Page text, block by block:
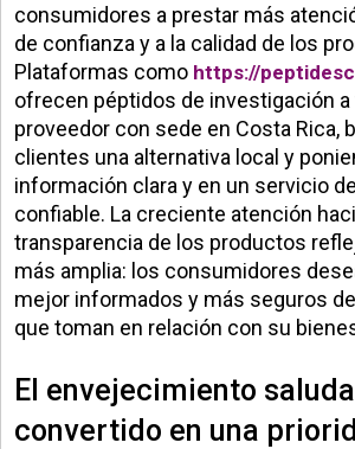
consumidores a prestar más
de confianza y a la calidad de los
Plataformas como https://
ofrecen péptidos de investigación a
proveedor con sede en Costa Rica,
clientes una alternativa local y
información clara y en un servicio
confiable. La creciente atención
transparencia de los productos
más amplia: los consumidores
mejor informados y más seguros
que toman en relación con su
El envejecimiento
convertido en una